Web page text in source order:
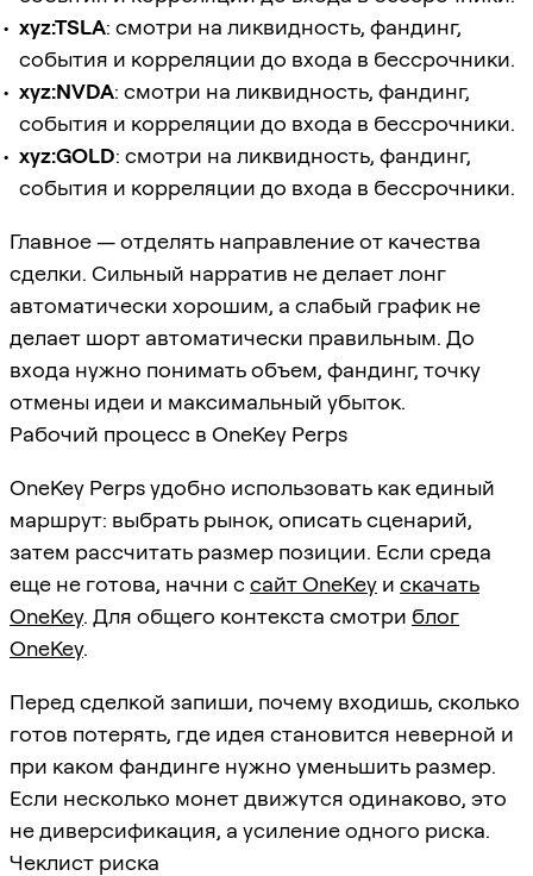
xyz:TSLA: смотри на ликвидность, фандинг,
события и корреляции до входа в бессрочники.
xyz:NVDA: смотри на ликвидность, фандинг,
события и корреляции до входа в бессрочники.
xyz:GOLD: смотри на ликвидность, фандинг,
события и корреляции до входа в бессрочники.
Главное — отделять направление от качества
сделки. Сильный нарратив не делает лонг
автоматически хорошим, а слабый график не
делает шорт автоматически правильным. До
входа нужно понимать объем, фандинг, точку
отмены идеи и максимальный убыток.
Рабочий процесс в OneKey Perps
OneKey Perps удобно использовать как единый
маршрут: выбрать рынок, описать сценарий,
затем рассчитать размер позиции. Если среда
еще не готова, начни ссайт OneKey и скачать
OneKey. Для общего контекста смотри блог
OneKey.
Перед сделкой запиши, почему входишь, сколько
готов потерять, где идея становится неверной и
при каком фандинге нужно уменьшить размер.
Если несколько монет движутся одинаково, это
не диверсификация, а усиление одного риска.
Чеклист риска